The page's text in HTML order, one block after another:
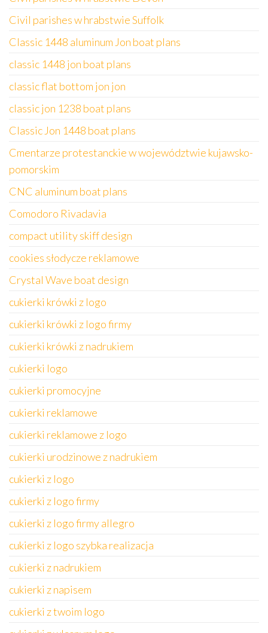
Civil parishes w hrabstwie Suffolk
Classic 1448 aluminum Jon boat plans
classic 1448 jon boat plans
classic flat bottom jon jon
classic jon 1238 boat plans
Classic Jon 1448 boat plans
Cmentarze protestanckie w województwie kujawsko-
pomorskim
CNC aluminum boat plans
Comodoro Rivadavia
compact utility skiff design
cookies słodycze reklamowe
Crystal Wave boat design
cukierki krówki z logo
cukierki krówki z logo firmy
cukierki krówki z nadrukiem
cukierki logo
cukierki promocyjne
cukierki reklamowe
cukierki reklamowe z logo
cukierki urodzinowe z nadrukiem
cukierki z logo
cukierki z logo firmy
cukierki z logo firmy allegro
cukierki z logo szybka realizacja
cukierki z nadrukiem
cukierki z napisem
cukierki z twoim logo